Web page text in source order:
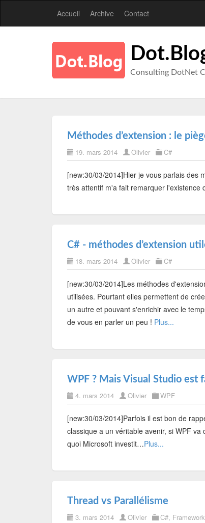
Accueil Archive Contact
Consulting DotNet
Méthodes d’extension : le
19. mars 2014 Olivier C#
[new:30/03/2014]Hier je vous parlais des
très attentif m'a fait remarquer
C# - méthodes d’extension
18. mars 2014 Olivier C#
[new:30/03/2014]Les méthodes
utilisées. Pourtant elles permettent de
un autre et pouvant s'enrichir avec le
de vous en parler un peu ! Plus...
WPF ? Mais Visual Studio est
4. mars 2014 Olivier WPF
[new:30/03/2014]Parfois il est bon de
classique a un véritable avenir, si WPF
quoi Microsoft investit…Plus...
Thread vs Parallélisme
3. mars 2014 Olivier C#,